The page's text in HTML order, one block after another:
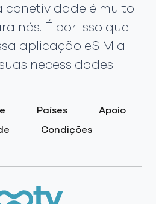
conetividade é muito
nós. É por isso que
aplicação eSIM a
necessidades.
Países
Apoio
Condições